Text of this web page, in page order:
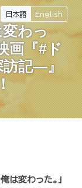
日本語 English
変わっ
画『#ド
記―』
は変わった。」